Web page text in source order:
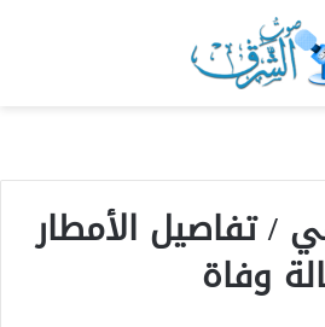
/ تفاصيل الأمطار
وفاة